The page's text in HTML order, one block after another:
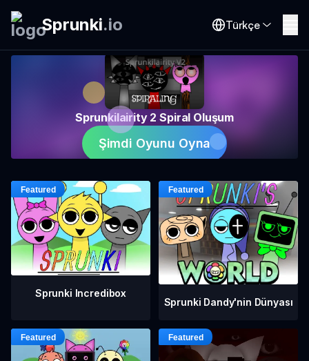
Sprunki.io Türkçe
Sprunkilairity 2 Spiral Oluşum
Şimdi Oyunu Oyna
Sprunki Incredibox
Sprunki Dandy'nin Dünyası